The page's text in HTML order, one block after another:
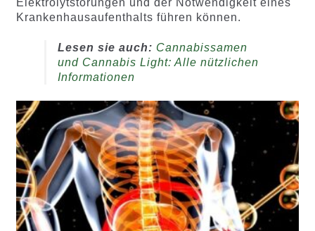
Krankenhausaufenthalts führen können.
Lesen sie auch: Cannabissamen
und Cannabis Light: Alle nützlichen
Informationen